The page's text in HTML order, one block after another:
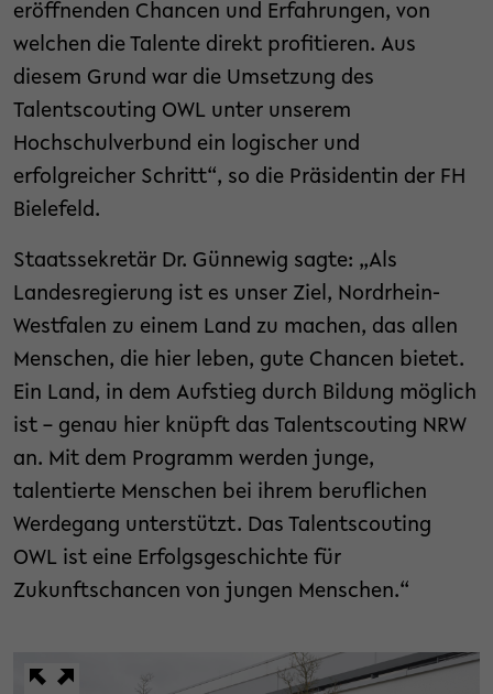
eröffnenden Chancen und Erfahrungen, von
welchen die Talente direkt profitieren. Aus
diesem Grund war die Umsetzung des
Talentscouting OWL unter unserem
Hochschulverbund ein logischer und
erfolgreicher Schritt“, so die Präsidentin der FH
Bielefeld.
Staatssekretär Dr. Günnewig sagte: „Als
Landesregierung ist es unser Ziel, Nordrhein-
Westfalen zu einem Land zu machen, das allen
Menschen, die hier leben, gute Chancen bietet.
Ein Land, in dem Aufstieg durch Bildung möglich
ist – genau hier knüpft das Talentscouting NRW
an. Mit dem Programm werden junge,
talentierte Menschen bei ihrem beruflichen
Werdegang unterstützt. Das Talentscouting
OWL ist eine Erfolgsgeschichte für
Zukunftschancen von jungen Menschen.“